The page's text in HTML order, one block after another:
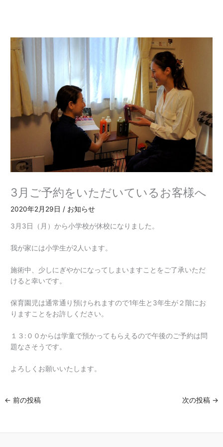
3月ご予約をいただいているお客様へ
2020年2月29日 / お知らせ
3月3日（月）から小学校が休校になりました。
我が家には小学生が2人います。
施術中、少しにぎやかになってしまいますことをご了承いただ
けると幸いです。
保育園児は通常通り預けられますので1年生と3年生が２階にお
りますことをお許しください。
１３:００からは学童で預かってもらえるので午後のご予約は問
題なさそうです。
よろしくお願いいたします。
← 前の投稿 次の投稿 →